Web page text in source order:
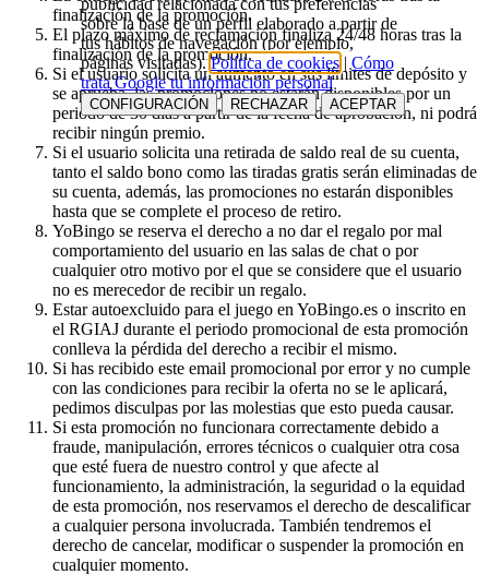
finalización de la promoción.
El plazo máximo de reclamación finaliza 24/48 horas tras la
finalización de la promoción.
Si el usuario solicita un aumento en sus límites de depósito y
se aprueba, las promociones no estarán disponibles por un
periodo de 30 días a partir de la fecha de aprobación, ni podrá
recibir ningún premio.
Si el usuario solicita una retirada de saldo real de su cuenta,
tanto el saldo bono como las tiradas gratis serán eliminadas de
su cuenta, además, las promociones no estarán disponibles
hasta que se complete el proceso de retiro.
YoBingo se reserva el derecho a no dar el regalo por mal
comportamiento del usuario en las salas de chat o por
cualquier otro motivo por el que se considere que el usuario
no es merecedor de recibir un regalo.
Estar autoexcluido para el juego en YoBingo.es o inscrito en
el RGIAJ durante el periodo promocional de esta promoción
conlleva la pérdida del derecho a recibir el mismo.
Si has recibido este email promocional por error y no cumple
con las condiciones para recibir la oferta no se le aplicará,
pedimos disculpas por las molestias que esto pueda causar.
Si esta promoción no funcionara correctamente debido a
fraude, manipulación, errores técnicos o cualquier otra cosa
que esté fuera de nuestro control y que afecte al
funcionamiento, la administración, la seguridad o la equidad
de esta promoción, nos reservamos el derecho de descalificar
a cualquier persona involucrada. También tendremos el
derecho de cancelar, modificar o suspender la promoción en
cualquier momento.
publicidad relacionada con tus preferencias
sobre la base de un perfil elaborado a partir de
tus hábitos de navegación (por ejemplo,
páginas visitadas).Política de cookies | Cómo
trata Google tu información personal
CONFIGURACIÓN RECHAZAR ACEPTAR